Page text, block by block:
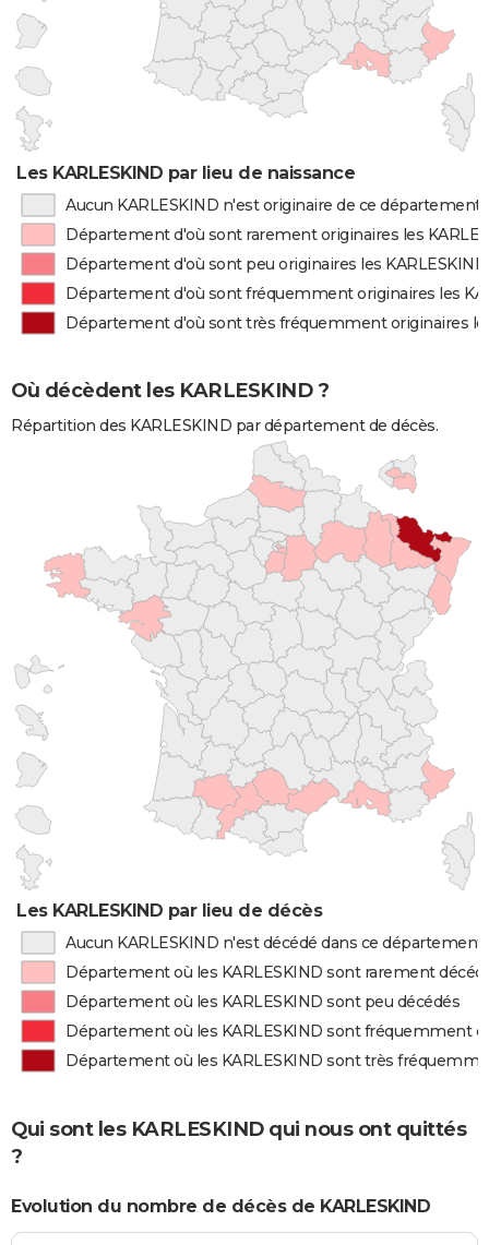
Les KARLESKIND par lieu de naissance
Aucun KARLESKIND n'est originaire de ce département
Département d'où sont rarement originaires les
Département d'où sont peu originaires les KARLESKIND
Département d'où sont fréquemment originaires les
Département d'où sont très fréquemment originaires
Où décèdent les KARLESKIND ?
Répartition des KARLESKIND par département de décès.
Les KARLESKIND par lieu de décès
Aucun KARLESKIND n'est décédé dans ce département
Département où les KARLESKIND sont rarement
Département où les KARLESKIND sont peu décédés
Département où les KARLESKIND sont fréquemment
Département où les KARLESKIND sont très
Qui sont les KARLESKIND qui nous ont quittés
?
Evolution du nombre de décès de KARLESKIND